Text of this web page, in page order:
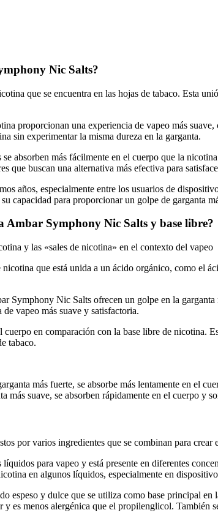
Nic Salts?
que se encuentra en las hojas de tabaco. Esta
proporcionan una experiencia de vapeo más
sin experimentar la misma dureza en la garganta.
absorben más fácilmente en el cuerpo que la
que buscan una alternativa más efectiva para
años, especialmente entre los usuarios de
capacidad para proporcionar un golpe de garganta
Ambar Symphony Nic Salts y base libre?
y las «sales de nicotina» en el contexto del vapeo
que está unida a un ácido orgánico, como el
Symphony Nic Salts ofrecen un golpe en la
vapeo más suave y satisfactoria.
cuerpo en comparación con la base libre de
tabaco.
más fuerte, se absorbe más lentamente en el
más suave, se absorben rápidamente en el cuerpo y
por varios ingredientes que se combinan para crear
para vapeo y está presente en diferentes
en algunos líquidos, especialmente en
espeso y dulce que se utiliza como base principal
es menos alergénica que el propilenglicol. También